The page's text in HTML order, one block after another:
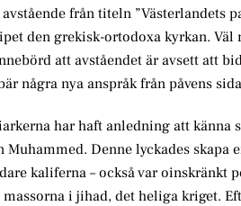
från titeln ”Västerlandets
den grekisk-ortodoxa kyrkan. Väl
att avståendet är avsett att
några nya anspråk från påvens
har haft anledning att känna
Denne lyckades skapa
kaliferna – också var oinskränkt
i jihad, det heliga kriget.